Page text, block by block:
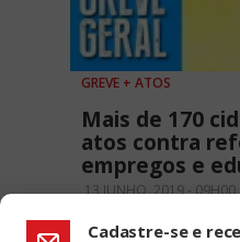
GREVE + ATOS
Mais de 170
atos contra
empregos e
13 JUNHO, 2019 - 09H00
Cadastre-se e